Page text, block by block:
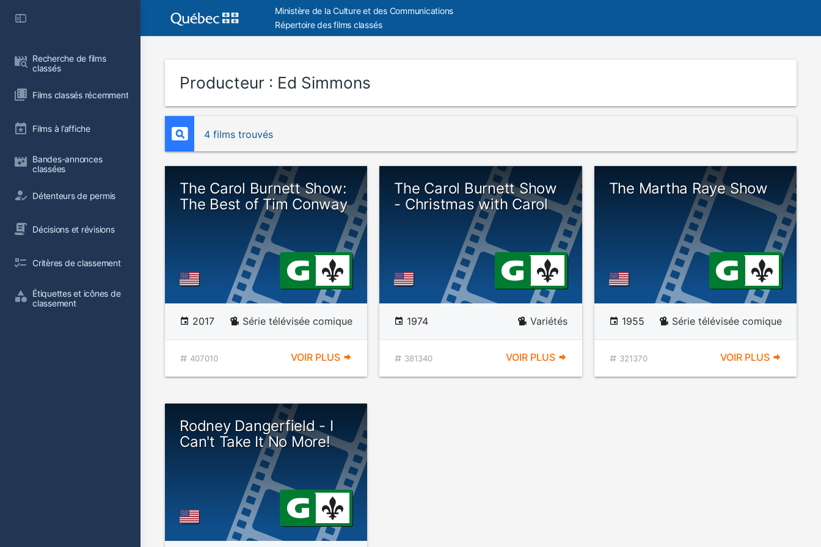
Recherche de films
classés
Films classés récemment
Films à l’affiche
Bandes-annonces
classées
Détenteurs de permis
Décisions et révisions
Critères de classement
Étiquettes et icônes de
classement
Ministère de la Culture et des Communications
Répertoire des films classés
Producteur : Ed Simmons
4 films trouvés
The Carol Burnett Show:
The Best of Tim Conway
2017 Série télévisée comique
407010 VOIR PLUS
The Carol Burnett Show
- Christmas with Carol
1974 Variétés
381340 VOIR PLUS
The Martha Raye Show
1955 Série télévisée comique
321370 VOIR PLUS
Rodney Dangerfield - I
Can't Take It No More!